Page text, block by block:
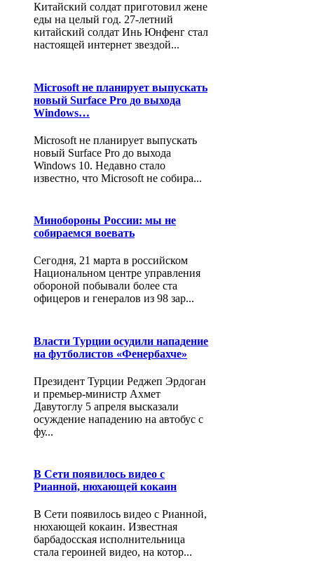
Китайский солдат приготовил жене
еды на целый год. 27-летний
китайский солдат Инь Юнфенг стал
настоящей интернет звездой...
Microsoft не планирует выпускать
новый Surface Pro до выхода
Windows…
Microsoft не планирует выпускать
новый Surface Pro до выхода
Windows 10. Недавно стало
известно, что Microsoft не собира...
Минобороны России: мы не
собираемся воевать
Сегодня, 21 марта в российском
Национальном центре управления
обороной побывали более ста
офицеров и генералов из 98 зар...
Власти Турции осудили нападение
на футболистов «Фенербахче»
Президент Турции Реджеп Эрдоган
и премьер-министр Ахмет
Давутоглу 5 апреля высказали
осуждение нападению на автобус с
фу...
В Сети появилось видео с
Рианной, нюхающей кокаин
В Сети появилось видео с Рианной,
нюхающей кокаин. Известная
барбадосская исполнительница
стала героиней видео, на котор...